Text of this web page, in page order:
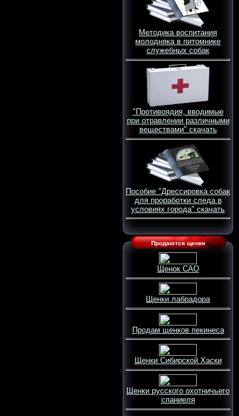
Методика воспитания
молодняка в питомнике
служебных собак
"Противоядия, вводимые
при отравлении различными
веществами" скачать
Пособие "Дрессировка собак
для проработки следа в
условиях города" скачать
Продаются щенки
Щенок САО
Щенки лабрадора
Продам щенков пекинеса
Щенки Сибирской Хаски
Щенки русского охотничьего
спаниеля